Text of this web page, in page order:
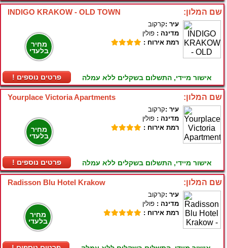
INDIGO KRAKOW - OLD TOWN שם המלון:
מחיר
בלעדי
! פרטים נוספים
עיר :קרקוב
מדינה : פולין
רמת אירוח :
אישור מיידי, התשלום בשקלים ללא עמלה
Yourplace Victoria Apartments שם המלון:
מחיר
בלעדי
! פרטים נוספים
עיר :קרקוב
מדינה : פולין
רמת אירוח :
אישור מיידי, התשלום בשקלים ללא עמלה
Radisson Blu Hotel Krakow שם המלון:
מחיר
בלעדי
עיר :קרקוב
מדינה : פולין
רמת אירוח :